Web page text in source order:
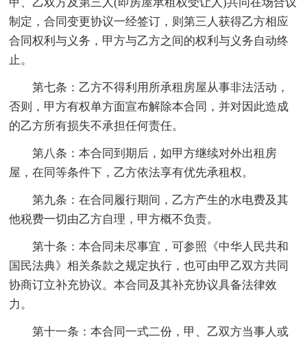
甲、乙双方及第三人(即房屋承租权受让人)共同在场合议
制定，合同变更协议一经签订，则第三人获得乙方相应
合同权利与义务，甲方与乙方之间的权利与义务自动终
止。
第七条：乙方不得利用所承租房屋从事非法活动，
否则，甲方有权单方面宣布解除本合同，并对因此造成
的乙方所有损失不承担任何责任。
第八条：本合同到期后，如甲方继续对外出租房
屋，在同等条件下，乙方依法享有优先承租权。
第九条：在合同履行期间，乙方产生的水电费及其
他税费一切由乙方自理，甲方概不负责。
第十条：本合同未尽事宜，可参照《中华人民共和
国民法典》相关条款之规定执行，也可由甲乙双方共同
协商订立补充协议。本合同及其补充协议具备法律效
力。
第十一条：本合同一式二份，甲、乙双方当事人或